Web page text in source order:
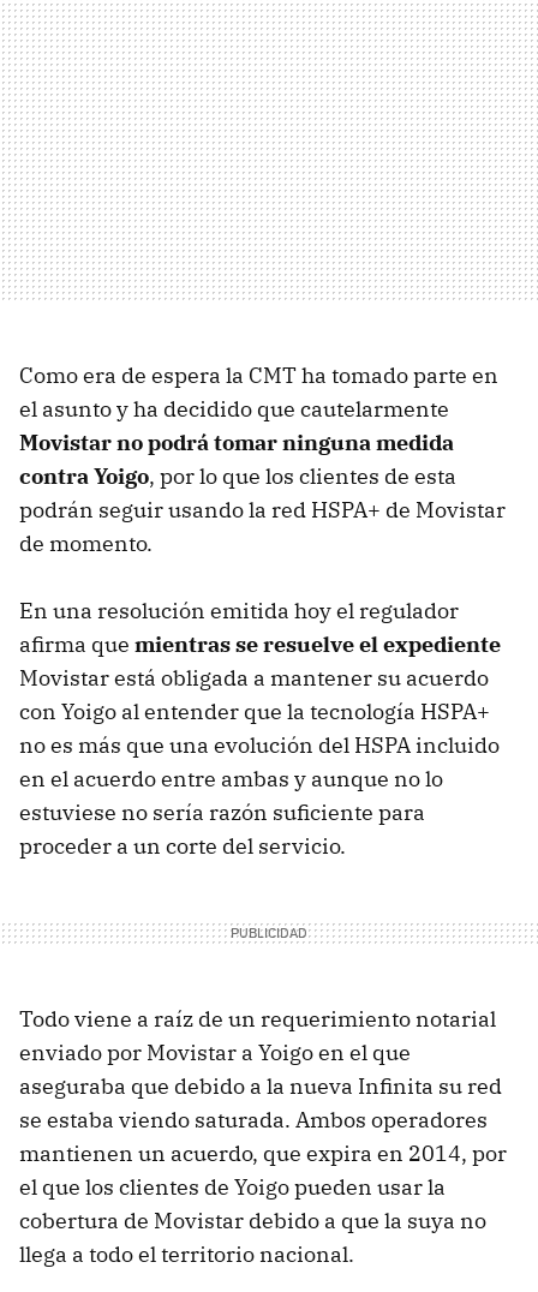
Como era de espera la CMTha tomado parte en
el asunto y ha decidido que cautelarmente
Movistar no podrá tomar ninguna medida
contra Yoigo, por lo que los clientes de esta
podrán seguir usando la red HSPA+ de Movistar
de momento.
En una resolución emitida hoy el regulador
afirma que mientras se resuelve el expediente
Movistar está obligada a mantener su acuerdo
con Yoigo al entender que la tecnología HSPA+
no es más que una evolución del HSPA incluido
en el acuerdo entre ambas y aunque no lo
estuviese no sería razón suficiente para
proceder a un corte del servicio.
Todo viene a raíz de un requerimiento notarial
enviado por Movistar a Yoigo en el que
aseguraba que debido a la nueva Infinita su red
se estaba viendo saturada. Ambos operadores
mantienen un acuerdo, que expira en 2014, por
el que los clientes de Yoigo pueden usar la
cobertura de Movistar debido a que la suya no
llega a todo el territorio nacional.